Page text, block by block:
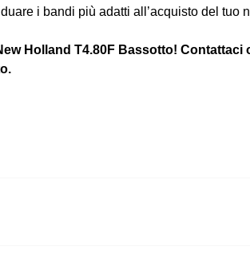
i bandi più adatti all’acquisto del tuo
Holland T4.80F Bassotto! Contattaci